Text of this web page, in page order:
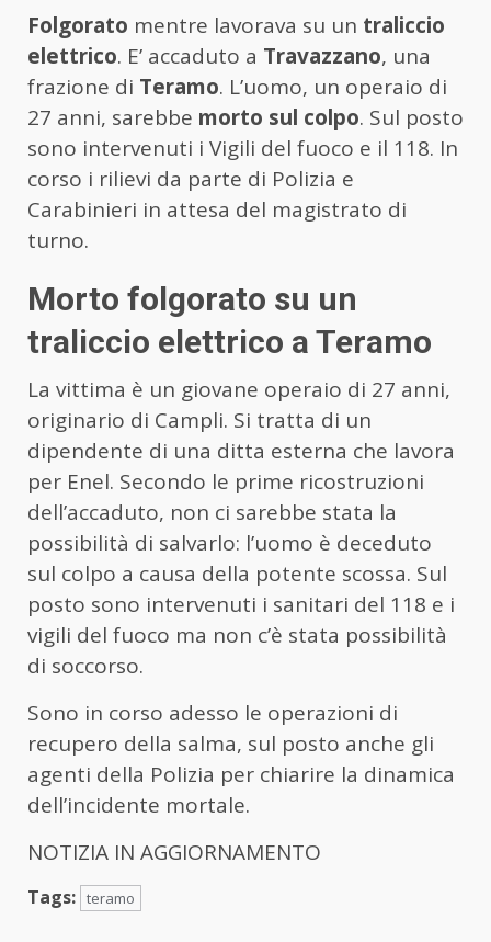
Folgorato mentre lavorava su un traliccio
elettrico. E’ accaduto a Travazzano, una
frazione di Teramo. L’uomo, un operaio di
27 anni, sarebbe morto sul colpo. Sul posto
sono intervenuti i Vigili del fuoco e il 118. In
corso i rilievi da parte di Polizia e
Carabinieri in attesa del magistrato di
turno.
Morto folgorato su un
traliccio elettrico a Teramo
La vittima è un giovane operaio di 27 anni,
originario di Campli. Si tratta di un
dipendente di una ditta esterna che lavora
per Enel. Secondo le prime ricostruzioni
dell’accaduto, non ci sarebbe stata la
possibilità di salvarlo: l’uomo è deceduto
sul colpo a causa della potente scossa. Sul
posto sono intervenuti i sanitari del 118 e i
vigili del fuoco ma non c’è stata possibilità
di soccorso.
Sono in corso adesso le operazioni di
recupero della salma, sul posto anche gli
agenti della Polizia per chiarire la dinamica
dell’incidente mortale.
NOTIZIA IN AGGIORNAMENTO
Tags: teramo